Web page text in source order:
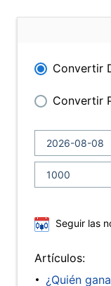
Convertir
Convertir
Seguir las
Artículos:
¿Quién